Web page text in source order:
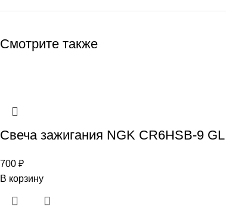
Смотрите также
Свеча зажигания NGK CR6HSB-9
700 ₽
В корзину